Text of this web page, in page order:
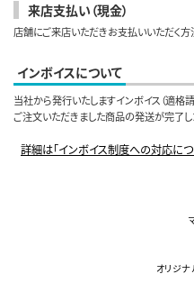
来店支払い（現金）
店舗にご来店いただきお支払いいただく方
インボイスについて
当社から発行いたしますインボイス（適格請
ご注文いただきました商品の発送が完了し
詳細は「インボイス制度への対応につ
オリジナ